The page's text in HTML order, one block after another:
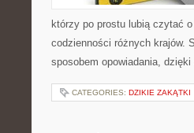
którzy po prostu lubią czytać
codzienności różnych krajów.
sposobem opowiadania,
CATEGORIES: DZIKIE ZAKĄTKI